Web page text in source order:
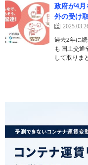
政府が4月
外の受け
過去2年に
も 国土交
して取りま